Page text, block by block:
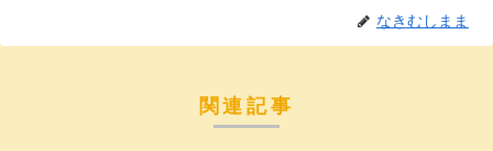
なきむしまま
関連記事